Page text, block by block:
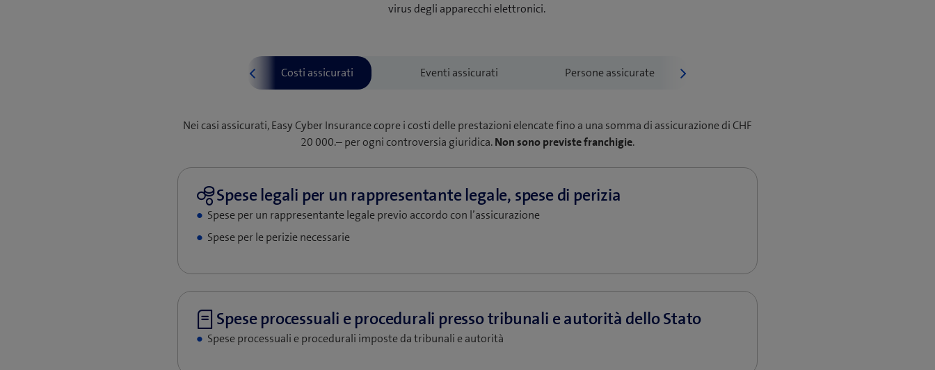
virus degli apparecchi elettronici.
Nei casi assicurati, Easy Cyber Insurance copre i costi delle prestazioni elencate fino a una somma di assicurazione di CHF
20 000.– per ogni controversia giuridica.Non sono previste franchigie.
Spese per un rappresentante legale previo accordo con l’assicurazione
Spese per le perizie necessarie
Spese processuali e procedurali imposte da tribunali e autorità